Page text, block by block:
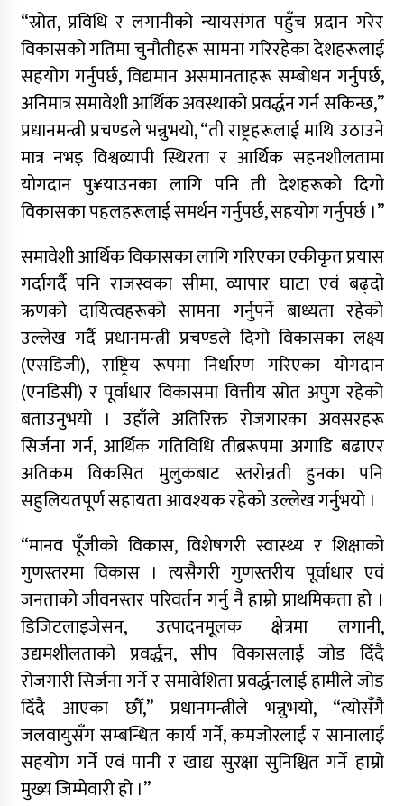
“स्रोत, प्रविधि र लगानीको न्यायसंगत पहुँच प्रदान गरेर
विकासको गतिमा चुनौतीहरू सामना गरिरहेका देशहरूलाई
सहयोग गर्नुपर्छ, विद्यमान असमानताहरू सम्बोधन गर्नुपर्छ,
अनिमात्र समावेशी आर्थिक अवस्थाको प्रवर्द्धन गर्न सकिन्छ,”
प्रधानमन्त्री प्रचण्डले भन्नुभयो, “ती राष्ट्रहरूलाई माथि उठाउने
मात्र नभइ विश्वव्यापी स्थिरता र आर्थिक सहनशीलतामा
योगदान पु¥याउनका लागि पनि ती देशहरूको दिगो
विकासका पहलहरूलाई समर्थन गर्नुपर्छ, सहयोग गर्नुपर्छ ।”
समावेशी आर्थिक विकासका लागि गरिएका एकीकृत प्रयास
गर्दागर्दै पनि राजस्वका सीमा, व्यापार घाटा एवं बढ्दो
ऋणको दायित्वहरूको सामना गर्नुपर्ने बाध्यता रहेको
उल्लेख गर्दै प्रधानमन्त्री प्रचण्डले दिगो विकासका लक्ष्य
(एसडिजी), राष्ट्रिय रूपमा निर्धारण गरिएका योगदान
(एनडिसी) र पूर्वाधार विकासमा वित्तीय स्रोत अपुग रहेको
बताउनुभयो । उहाँले अतिरिक्त रोजगारका अवसरहरू
सिर्जना गर्न, आर्थिक गतिविधि तीब्ररूपमा अगाडि बढाएर
अतिकम विकसित मुलुकबाट स्तरोन्नती हुनका पनि
सहुलियतपूर्ण सहायता आवश्यक रहेको उल्लेख गर्नुभयो ।
“मानव पूँजीको विकास, विशेषगरी स्वास्थ्य र शिक्षाको
गुणस्तरमा विकास । त्यसैगरी गुणस्तरीय पूर्वाधार एवं
जनताको जीवनस्तर परिवर्तन गर्नु नै हाम्रो प्राथमिकता हो ।
डिजिटलाइजेसन, उत्पादनमूलक क्षेत्रमा लगानी,
उद्यमशीलताको प्रवर्द्धन, सीप विकासलाई जोड दिँदै
रोजगारी सिर्जना गर्ने र समावेशिता प्रवर्द्धनलाई हामीले जोड
दिँदै आएका छौँ,” प्रधानमन्त्रीले भन्नुभयो, “त्योसँगै
जलवायुसँग सम्बन्धित कार्य गर्ने, कमजोरलाई र सानालाई
सहयोग गर्ने एवं पानी र खाद्य सुरक्षा सुनिश्चित गर्ने हाम्रो
मुख्य जिम्मेवारी हो ।”